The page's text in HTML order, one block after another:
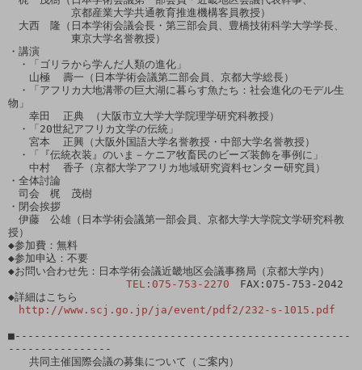
京都産業大学共通教育推進機構客員教授）
大西　隆（日本学術会議会長・第三部会員、豊橋技術科学大学学長、
東京大学名誉教授）
・講演
・「ゴリラから学んだ人類の進化」
山極  壽一（日本学術会議第二部会員、京都大学総長）
・「アフリカ大地溝帯の巨大湖に暮らす魚たち：社会進化のモデル生
物」
幸田  正典 （大阪市立大学大学院理学研究科教授）
・「20世紀アフリカ文学の伝統」
宮本  正興（大阪外国語大学名誉教授・中部大学名誉教授）
・「『伝統衣装』のいま－ケニア牧畜民のビーズ装飾を事例に」
中村  香子（京都大学アフリカ地域研究資料センター研究員）
・全体討論
司会　梶　茂樹
・閉会挨拶
伊藤　公雄（日本学術会議第一部会員、京都大学大学院文学研究科教
授）
◆参加費：無料
◆参加申込：不要
◆お問い合わせ先：日本学術会議近畿地区会議事務局（京都大学内）
TEL:075-753-2270 FAX:075-753-2042
◆詳細はこちら
http://www.scj.go.jp/ja/event/pdf2/232-s-1015.pdf
■----------------------------------------------------
----------------
共同主催国際会議の募集について（ご案内）